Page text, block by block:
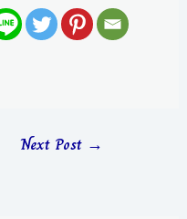
Next Post →